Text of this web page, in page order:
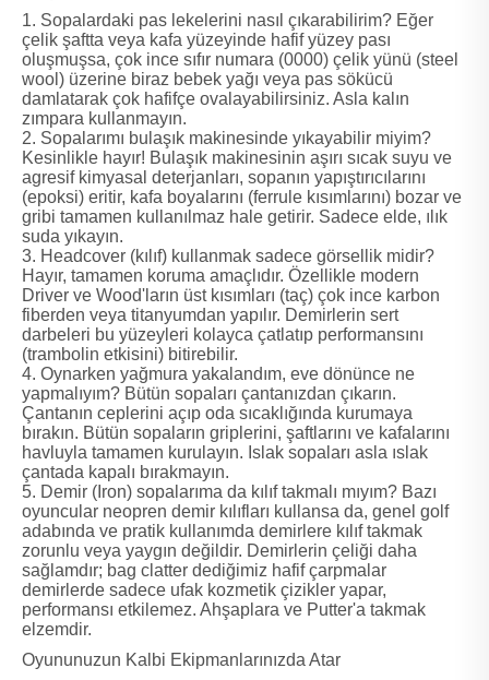
1. Sopalardaki pas lekelerini nasıl çıkarabilirim? Eğer
çelik şaftta veya kafa yüzeyinde hafif yüzey pası
oluşmuşsa, çok ince sıfır numara (0000) çelik yünü (steel
wool) üzerine biraz bebek yağı veya pas sökücü
damlatarak çok hafifçe ovalayabilirsiniz. Asla kalın
zımpara kullanmayın.
2. Sopalarımı bulaşık makinesinde yıkayabilir miyim?
Kesinlikle hayır! Bulaşık makinesinin aşırı sıcak suyu ve
agresif kimyasal deterjanları, sopanın yapıştırıcılarını
(epoksi) eritir, kafa boyalarını (ferrule kısımlarını) bozar ve
gribi tamamen kullanılmaz hale getirir. Sadece elde, ılık
suda yıkayın.
3. Headcover (kılıf) kullanmak sadece görsellik midir?
Hayır, tamamen koruma amaçlıdır. Özellikle modern
Driver ve Wood'ların üst kısımları (taç) çok ince karbon
fiberden veya titanyumdan yapılır. Demirlerin sert
darbeleri bu yüzeyleri kolayca çatlatıp performansını
(trambolin etkisini) bitirebilir.
4. Oynarken yağmura yakalandım, eve dönünce ne
yapmalıyım? Bütün sopaları çantanızdan çıkarın.
Çantanın ceplerini açıp oda sıcaklığında kurumaya
bırakın. Bütün sopaların griplerini, şaftlarını ve kafalarını
havluyla tamamen kurulayın. Islak sopaları asla ıslak
çantada kapalı bırakmayın.
5. Demir (Iron) sopalarıma da kılıf takmalı mıyım? Bazı
oyuncular neopren demir kılıfları kullansa da, genel golf
adabında ve pratik kullanımda demirlere kılıf takmak
zorunlu veya yaygın değildir. Demirlerin çeliği daha
sağlamdır; bag clatter dediğimiz hafif çarpmalar
demirlerde sadece ufak kozmetik çizikler yapar,
performansı etkilemez. Ahşaplara ve Putter'a takmak
elzemdir.
Oyununuzun Kalbi Ekipmanlarınızda Atar